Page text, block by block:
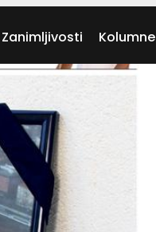
Zanimljivosti Kolumne